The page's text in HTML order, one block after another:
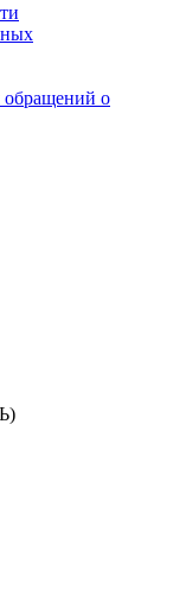
обращений о